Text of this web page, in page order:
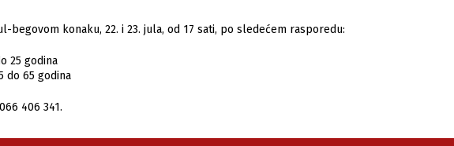
begovom konaku, 22. i 23. jula, od 17 sati, po sledećem rasporedu:
25 godina
do 65 godina
406 341.